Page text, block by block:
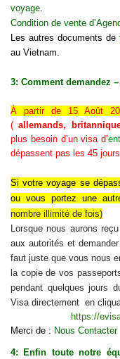
voyage.
Condition de vente
Les autres documents de
au Vietnam.
3: Comment demandez
À partir de 15 Août
(allemands,
plus besoin d’un visa d’
dépassent pas les 45
Sivotre voyage se
ou vous portez une
nombre illimité de fois)
Lorsque nous aurons
aux autorités et
faut juste que vous nous
la copie de vos
pendant quelques jours
Visa directement en
https://
Merci de : Nous Contacter
4: Enfin toute notre